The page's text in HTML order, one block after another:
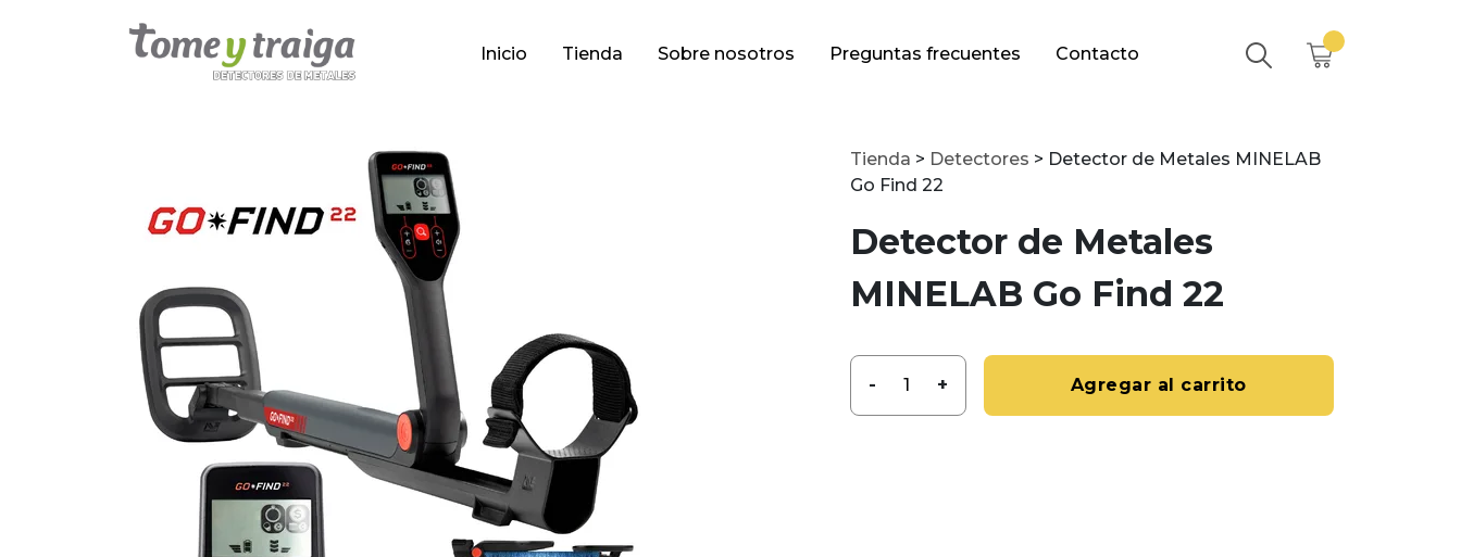
Inicio Tienda Sobre nosotros Preguntas frecuentes Contacto
Tienda > Detectores > Detector de Metales MINELAB
Go Find 22
Detector de Metales
MINELAB Go Find 22
- + Agregar al carrito